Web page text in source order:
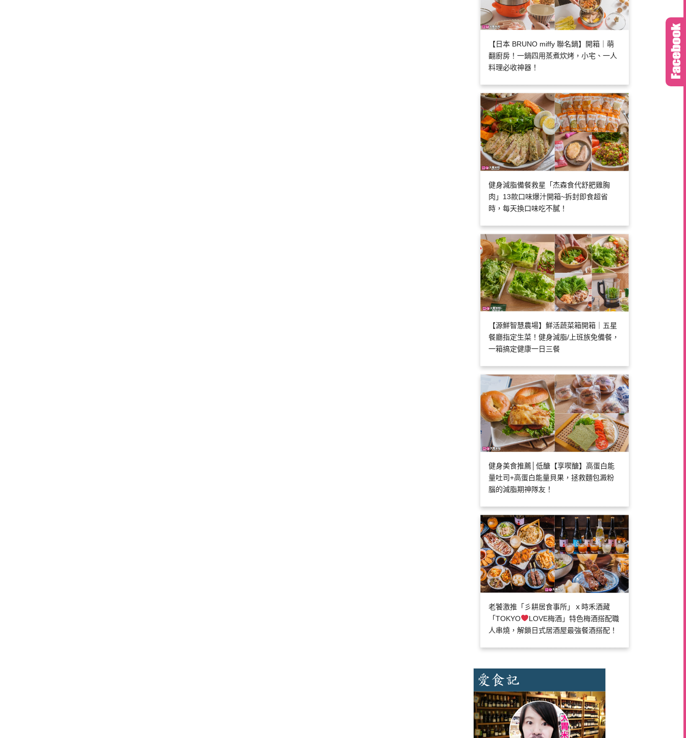
【日本 BRUNO miffy 聯名鍋】開箱｜萌
翻廚房！一鍋四用蒸煮炊烤，小宅、一人
料理必收神器！
健身減脂備餐救星「杰森食代舒肥雞胸
肉」13款口味爆汁開箱~拆封即食超省
時，每天換口味吃不膩！
【源鮮智慧農場】鮮活蔬菜箱開箱｜五星
餐廳指定生菜！健身減脂/上班族免備餐，
一箱搞定健康一日三餐
健身美食推薦│低醣【享喫醣】高蛋白能
量吐司+高蛋白能量貝果，拯救麵包澱粉
腦的減脂期神隊友！
老饕激推「彡耕居食事所」ｘ時禾酒藏
「TOKYO
LOVE梅酒」特色梅酒搭配職
人串燒，解鎖日式居酒屋最強餐酒搭配！